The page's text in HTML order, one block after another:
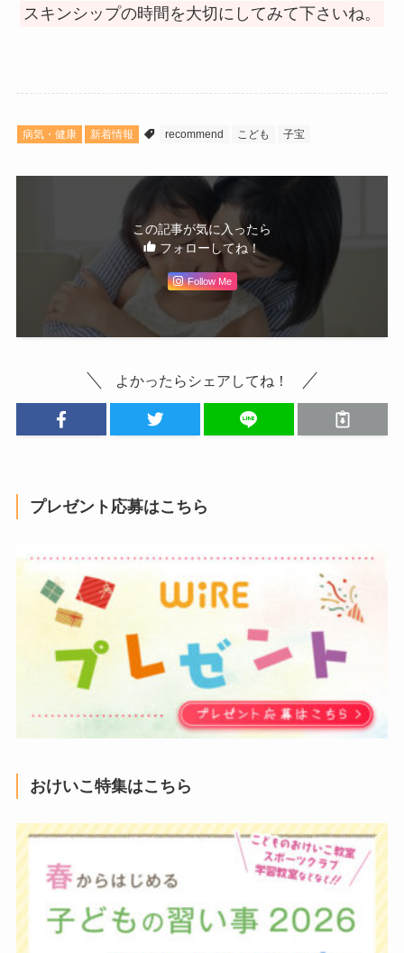
スキンシップの時間を大切にしてみて下さいね。
病気・健康 新着情報 recommend こども 子宝
この記事が気に入ったら
フォローしてね！
Follow Me
よかったらシェアしてね！
プレゼント応募はこちら
おけいこ特集はこちら